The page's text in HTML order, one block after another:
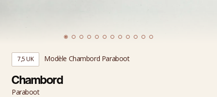
7,5 UK Modèle Chambord Paraboot
Chambord
Paraboot